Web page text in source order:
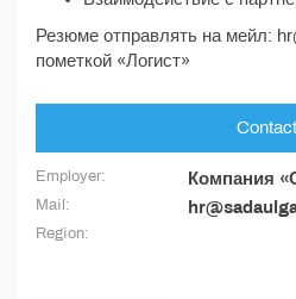
Резюме отправлять на мейл:
пометкой «Логист»
Contact
Employer: Компания
Mail:
Region: